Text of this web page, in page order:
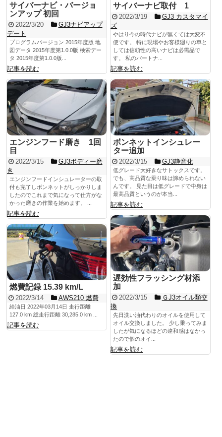
サイバーナビ・バージョ
ンアップ 初回
2022/3/20
GJ3ナビアップ
デート
プログラムバージョン 2015年度版 地
図データ 2015年度第1.0.0版 検索デー
タ 2015年度第1.0.0版...
記事を読む
サイバーナビ取付 1
2022/3/19
GJ3 カスタマイ
ズ
やはり今の時代ナビが無くては大変不
便です。 特に現場やお客様廻りの車と
しては信頼性の高いナビは必需品で
す。 私のパートナ...
記事を読む
エンジンフード磨き 1回
目
2022/3/15
GJ3ボディー磨
き
エンジンフードインシュレーターの取
付も完了しボンネットがしっかりしま
したのでこれまで気になって仕方がな
かった磨きの作業を始めます。 ...
記事を読む
ボンネットインシュレー
ター追加
2022/3/15 GJ3静音化
低グレード大好きなサトックスです。
でも、高品質な乗り味は諦められない
んです。 見た目は低グレードで中身は
最高品質というのが本当...
記事を読む
遅効性フラッシング材添
加
2022/3/15
ＧJ3オイル類交
換
先日洗い油代わりのオイルを使用して
オイル交換しました。 少し乗ってみま
したが気になるほどの違和感はなかっ
たので個のオイ...
記事を読む
燃費記録 15.39 km/L
2022/3/14 AWS210 燃費
給油日 2022年03月14日 走行距離
127.0 km 総走行距離 30,285.0 km ...
記事を読む